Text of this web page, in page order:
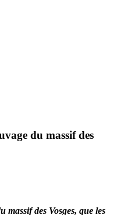
du massif des
des Vosges, que les